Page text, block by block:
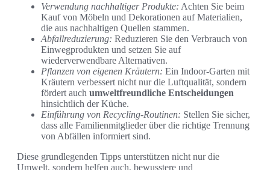
Verwendung nachhaltiger Produkte: Achten Sie beim
Kauf von Möbeln und Dekorationen auf Materialien,
die aus nachhaltigen Quellen stammen.
Abfallreduzierung: Reduzieren Sie den Verbrauch von
Einwegprodukten und setzen Sie auf
wiederverwendbare Alternativen.
Pflanzen von eigenen Kräutern: Ein Indoor-Garten mit
Kräutern verbessert nicht nur die Luftqualität, sondern
fördert auch umweltfreundliche Entscheidungen
hinsichtlich der Küche.
Einführung von Recycling-Routinen: Stellen Sie sicher,
dass alle Familienmitglieder über die richtige Trennung
von Abfällen informiert sind.
Diese grundlegenden Tipps unterstützen nicht nur die
Umwelt, sondern helfen auch, bewusstere und